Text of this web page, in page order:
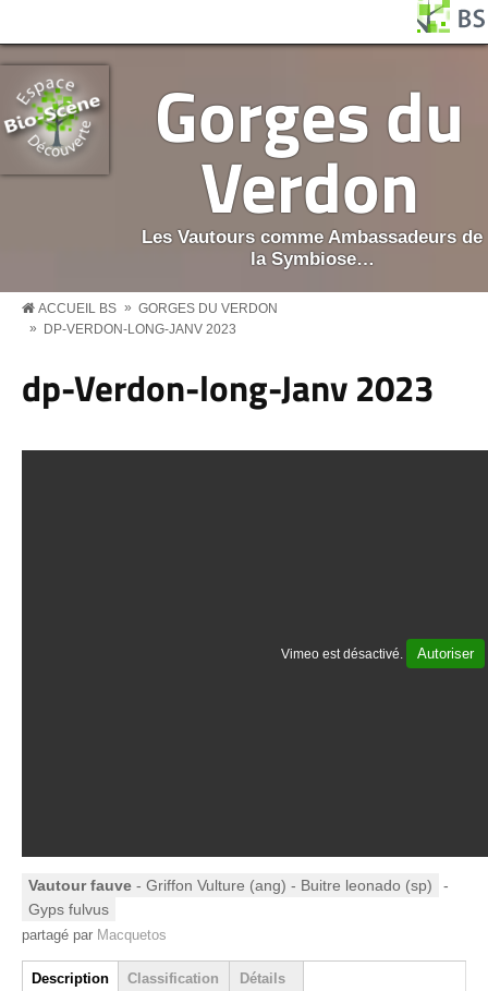
Gorges du
Verdon
Les Vautours comme Ambassadeurs de
la Symbiose…
BS MENU
ACCUEIL BS » GORGES DU VERDON
»
DP-VERDON-LONG-JANV 2023
dp-Verdon-long-Janv 2023
Vimeo est désactivé. Autoriser
Vautour fauve - Griffon Vulture (ang) - Buitre leonado (sp)
-
Gyps fulvus
partagé par Macquetos
Group
Description
Classification Détails